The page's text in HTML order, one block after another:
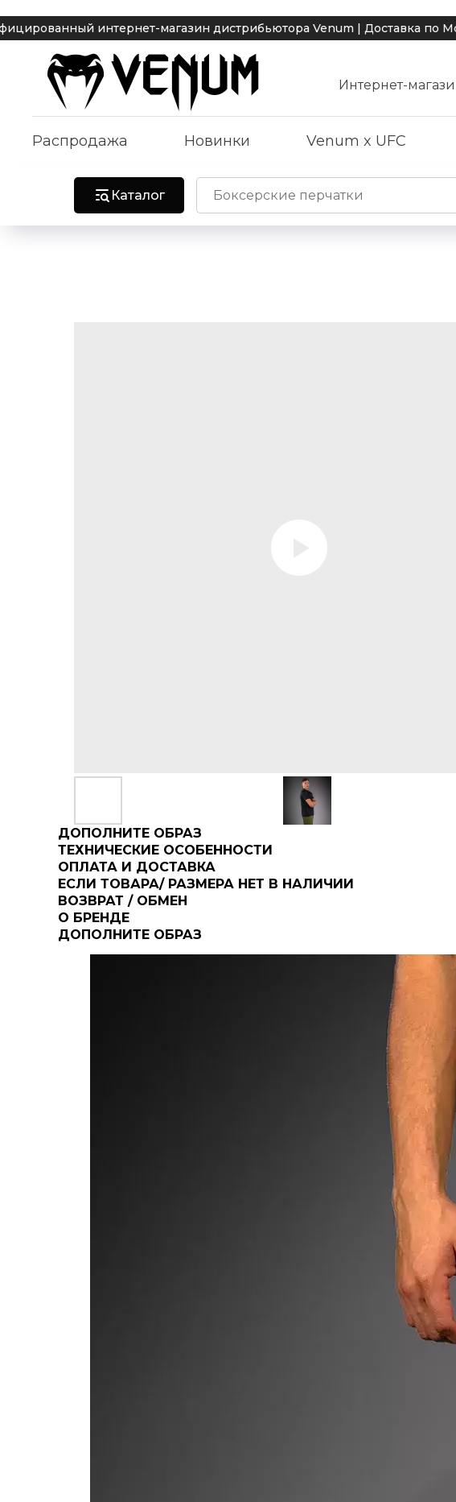
интернет-магазин дистрибьютора Venum | Доставка по Москве и
Интернет-
Распродажа Новинки Venum x UFC
Каталог
ДОПОЛНИТЕ ОБРАЗ
ТЕХНИЧЕСКИЕ ОСОБЕННОСТИ
ОПЛАТА И ДОСТАВКА
ЕСЛИ ТОВАРА/ РАЗМЕРА НЕТ В НАЛИЧИИ
ВОЗВРАТ / ОБМЕН
О БРЕНДЕ
ДОПОЛНИТЕ ОБРАЗ